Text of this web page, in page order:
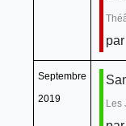
par
Septembre
2019
Les